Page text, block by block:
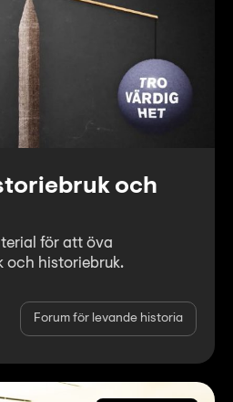
och
för att öva
och historiebruk.
Forum för levande historia